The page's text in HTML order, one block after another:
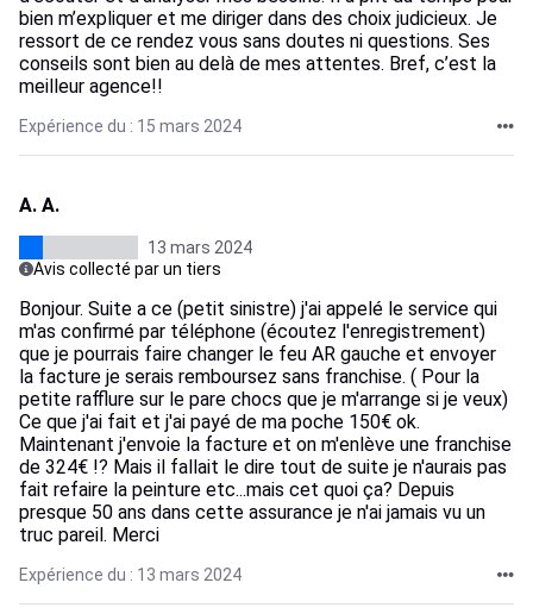
bien m’expliquer et me diriger dans des choix judicieux. Je
ressort de ce rendez vous sans doutes ni questions. Ses
conseils sont bien au delà de mes attentes. Bref, c’est la
meilleur agence!!
Expérience du : 15 mars 2024
A. A.
13 mars 2024
Avis collecté par un tiers
Bonjour. Suite a ce (petit sinistre) j'ai appelé le service qui
m'as confirmé par téléphone (écoutez l'enregistrement)
que je pourrais faire changer le feu AR gauche et envoyer
la facture je serais remboursez sans franchise. ( Pour la
petite rafflure sur le pare chocs que je m'arrange si je veux)
Ce que j'ai fait et j'ai payé de ma poche 150€ ok.
Maintenant j'envoie la facture et on m'enlève une franchise
de 324€ !? Mais il fallait le dire tout de suite je n'aurais pas
fait refaire la peinture etc...mais cet quoi ça? Depuis
presque 50 ans dans cette assurance je n'ai jamais vu un
truc pareil. Merci
Expérience du : 13 mars 2024